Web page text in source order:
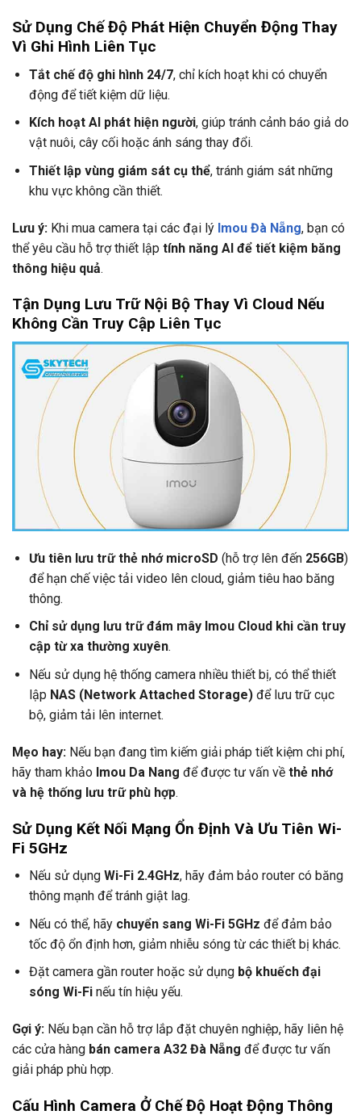
Sử Dụng Chế Độ Phát Hiện Chuyển Động Thay
Vì Ghi Hình Liên Tục
Tắt chế độ ghi hình 24/7, chỉ kích hoạt khi có chuyển
động để tiết kiệm dữ liệu.
Kích hoạt AI phát hiện người, giúp tránh cảnh báo giả do
vật nuôi, cây cối hoặc ánh sáng thay đổi.
Thiết lập vùng giám sát cụ thể, tránh giám sát những
khu vực không cần thiết.
Lưu ý: Khi mua camera tại các đại lý Imou Đà Nẵng, bạn có
thể yêu cầu hỗ trợ thiết lập tính năng AI để tiết kiệm băng
thông hiệu quả.
Tận Dụng Lưu Trữ Nội Bộ Thay Vì Cloud Nếu
Không Cần Truy Cập Liên Tục
Ưu tiên lưu trữ thẻ nhớ microSD (hỗ trợ lên đến 256GB)
để hạn chế việc tải video lên cloud, giảm tiêu hao băng
thông.
Chỉ sử dụng lưu trữ đám mây Imou Cloud khi cần truy
cập từ xa thường xuyên.
Nếu sử dụng hệ thống camera nhiều thiết bị, có thể thiết
lập NAS (Network Attached Storage)để lưu trữ cục
bộ, giảm tải lên internet.
Mẹo hay: Nếu bạn đang tìm kiếm giải pháp tiết kiệm chi phí,
hãy tham khảo Imou Da Nang để được tư vấn về thẻ nhớ
và hệ thống lưu trữ phù hợp.
Sử Dụng Kết Nối Mạng Ổn Định Và Ưu Tiên Wi-
Fi 5GHz
Nếu sử dụng Wi-Fi 2.4GHz, hãy đảm bảo router có băng
thông mạnh để tránh giật lag.
Nếu có thể, hãy chuyển sang Wi-Fi 5GHz để đảm bảo
tốc độ ổn định hơn, giảm nhiễu sóng từ các thiết bị khác.
Đặt camera gần router hoặc sử dụng bộ khuếch đại
sóng Wi-Finếu tín hiệu yếu.
Gợi ý: Nếu bạn cần hỗ trợ lắp đặt chuyên nghiệp, hãy liên hệ
các cửa hàng bán camera A32 Đà Nẵng để được tư vấn
giải pháp phù hợp.
Cấu Hình Camera Ở Chế Độ Hoạt Động Thông